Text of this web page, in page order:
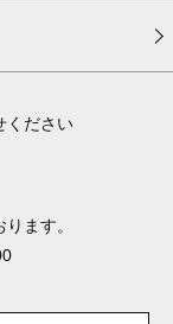
ください
ます。